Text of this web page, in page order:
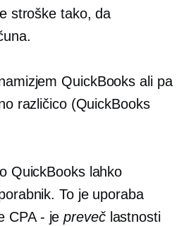
stroške tako, da
QuickBooks ali pa
različico (QuickBooks
QuickBooks lahko
To je uporaba
CPA - jepreveč lastnosti